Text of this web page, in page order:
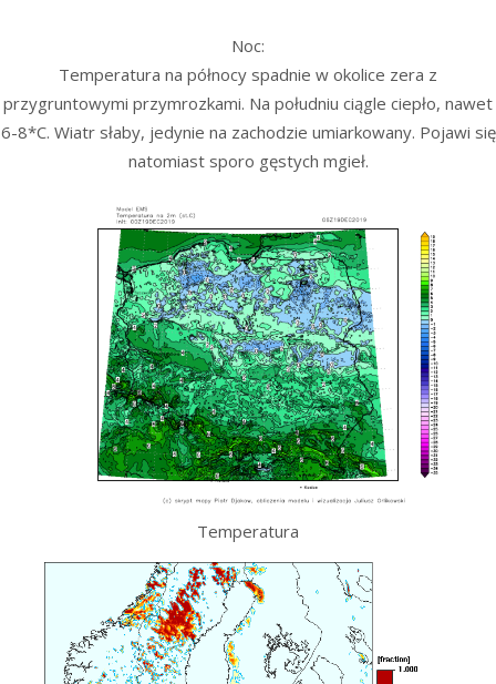
Noc:
Temperatura na północy spadnie w okolice zera z
przygruntowymi przymrozkami. Na południu ciągle ciepło, nawet
6-8*C. Wiatr słaby, jedynie na zachodzie umiarkowany. Pojawi się
natomiast sporo gęstych mgieł.
Temperatura